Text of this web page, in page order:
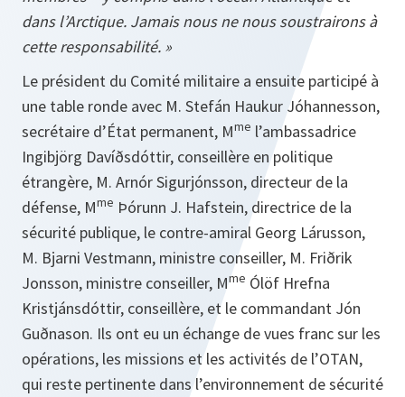
dans l’Arctique. Jamais nous ne nous soustrairons à
cette responsabilité. »
Le président du Comité militaire a ensuite participé à
une table ronde avec M. Stefán Haukur Jóhannesson,
secrétaire d’État permanent, Mme l’ambassadrice
Ingibjörg Davíðsdóttir, conseillère en politique
étrangère, M. Arnór Sigurjónsson, directeur de la
défense, Mme Þórunn J. Hafstein, directrice de la
sécurité publique, le contre-amiral Georg Lárusson,
M. Bjarni Vestmann, ministre conseiller, M. Friðrik
Jonsson, ministre conseiller, Mme Ólöf Hrefna
Kristjánsdóttir, conseillère, et le commandant Jón
Guðnason. Ils ont eu un échange de vues franc sur les
opérations, les missions et les activités de l’OTAN,
qui reste pertinente dans l’environnement de sécurité